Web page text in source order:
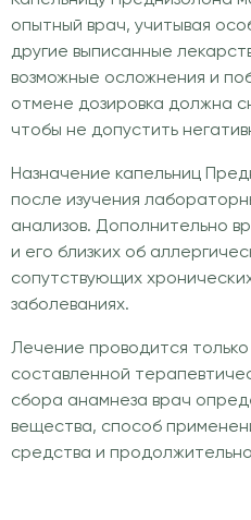
опытный врач, учитывая
другие выписанные
возможные осложнения и
отмене дозировка должна
чтобы не допустить
Назначение капельниц
после изучения
анализов. Дополнительно
и его близких об
сопутствующих
заболеваниях.
Лечение проводится
составленной
сбора анамнеза врач
вещества, способ
средства и